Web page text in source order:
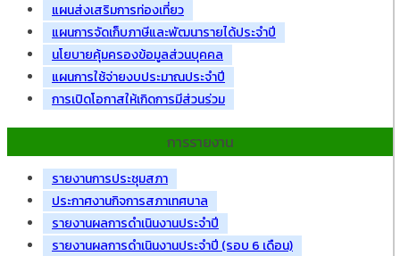
แผนส่งเสริมการท่องเที่ยว
แผนการจัดเก็บภาษีและพัฒนารายได้ประจำปี
นโยบายคุ้มครองข้อมูลส่วนบุคคล
แผนการใช้จ่ายงบประมาณประจำปี
การเปิดโอกาสให้เกิดการมีส่วนร่วม
การรายงาน
รายงานการประชุมสภา
ประกาศงานกิจการสภาเทศบาล
รายงานผลการดำเนินงานประจำปี
รายงานผลการดำเนินงานประจำปี (รอบ 6 เดือน)